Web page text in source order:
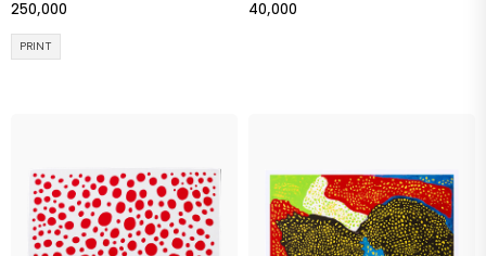
250,000
PRINT
40,000